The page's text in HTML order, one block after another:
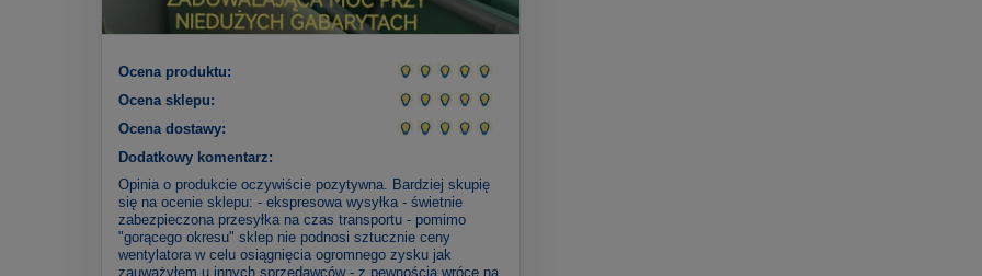
Ocena produktu:
Ocena sklepu:
Ocena dostawy:
Dodatkowy komentarz:
Opinia o produkcie oczywiście pozytywna. Bardziej skupię
się na ocenie sklepu: - ekspresowa wysyłka - świetnie
zabezpieczona przesyłka na czas transportu - pomimo
"gorącego okresu" sklep nie podnosi sztucznie ceny
wentylatora w celu osiągnięcia ogromnego zysku jak
zauważyłem u innych sprzedawców - z pewnością wrócę na